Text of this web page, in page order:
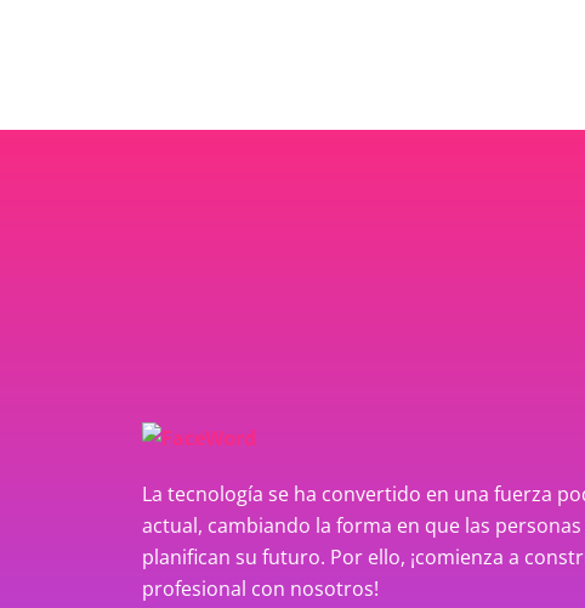
La tecnología se ha convertido en una fuerza
actual, cambiando la forma en que las
planifican su futuro. Por ello, ¡comienza a
profesional con nosotros!